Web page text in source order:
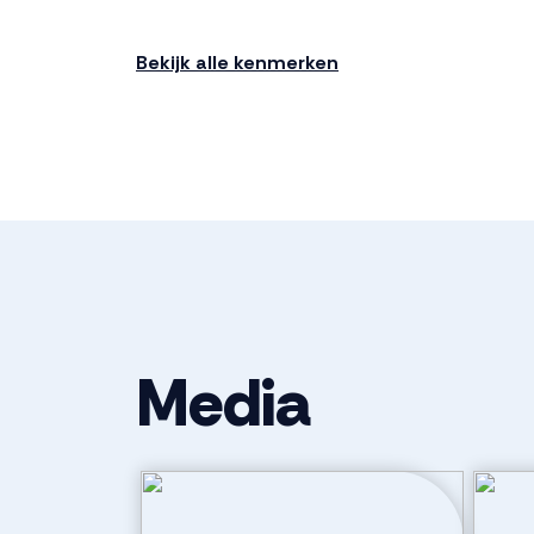
Aantal woonlagen
Bekijk alle kenmerken
Media